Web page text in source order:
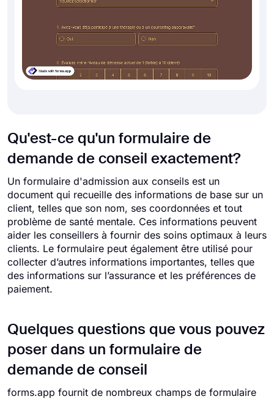
Qu'est-ce qu'un formulaire de
demande de conseil exactement?
Un formulaire d'admission aux conseils est un
document qui recueille des informations de base sur un
client, telles que son nom, ses coordonnées et tout
problème de santé mentale. Ces informations peuvent
aider les conseillers à fournir des soins optimaux à leurs
clients. Le formulaire peut également être utilisé pour
collecter d’autres informations importantes, telles que
des informations sur l’assurance et les préférences de
paiement.
Quelques questions que vous pouvez
poser dans un formulaire de
demande de conseil
forms.app fournit de nombreux champs de formulaire